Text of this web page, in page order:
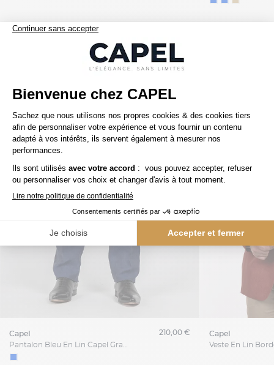
Nos clients aiment aussi
capel
Pantalon Bleu En Lin Capel Grande Taille
210,00 € capel